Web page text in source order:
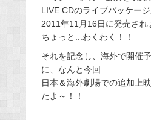
LIVE CDのライブパッケー
2011年11月16日に発売され
ちょっと...わくわく！！
それを記念し、海外で開催
に、なんと今回...
日本＆海外劇場での追加上
たよ～！！